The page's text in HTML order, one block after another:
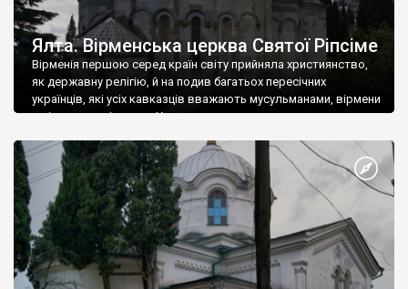
Ялта. Вірменська церква Святої Ріпсіме
Вірменія першою серед країн світу прийняла християнство,
як державну релігію, й на подив багатьох пересічних
українців, які усіх кавказців вважають мусульманами, вірмени
є відданими вірянами Христа